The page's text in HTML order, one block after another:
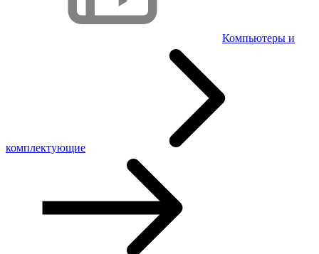
Компьютеры и
комплектующие